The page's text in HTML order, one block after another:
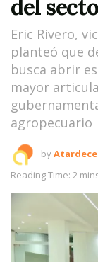
del
Eric Rivero,
planteó que
busca abrir
mayor
agropecuario
by
Reading Time: 2